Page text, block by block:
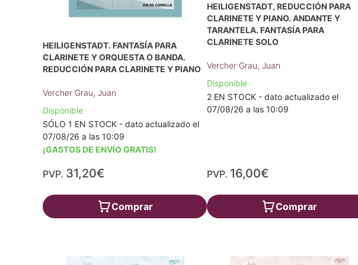
HEILIGENSTADT. FANTASÍA PARA
CLARINETE Y ORQUESTA O BANDA.
REDUCCIÓN PARA CLARINETE Y PIANO
Vercher Grau, Juan
Disponible
SÓLO 1 EN STOCK - dato actualizado el
07/08/26 a las 10:09
¡GASTOS DE ENVÍO GRATIS!
PVP. 31,20€
Comprar
HEILIGENSTADT, REDUCCIÓN PARA
CLARINETE Y PIANO. ANDANTE Y
TARANTELA. FANTASÍA PARA
CLARINETE SOLO
Vercher Grau, Juan
Disponible
2 EN STOCK - dato actualizado el
07/08/26 a las 10:09
PVP. 16,00€
Comprar